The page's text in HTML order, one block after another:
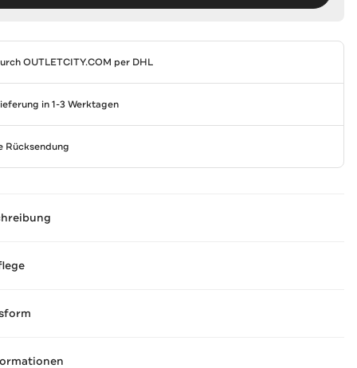
OUTLETCITY.COM per DHL
in 1-3 Werktagen
Rücksendung